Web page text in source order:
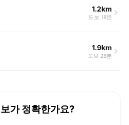
1.2km
도보 18분
1.9km
도보 28분
가 정확한가요?